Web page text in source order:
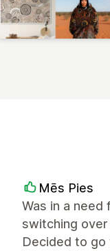
Mēs Pies
Was in a
switching
Decided to go